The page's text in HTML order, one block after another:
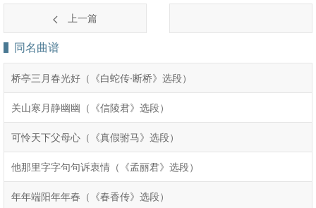
上一篇
同名曲谱
桥亭三月春光好（《白蛇传·断桥》选段）
关山寒月静幽幽（《信陵君》选段）
可怜天下父母心（《真假驸马》选段）
他那里字字句句诉衷情（《孟丽君》选段）
年年端阳年年春（《春香传》选段）